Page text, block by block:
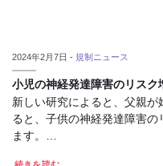
2024年2月7日 - 規制ニュース
小児の神経発達障害のリス
新しい研究によると、父親
ると、子供の神経発達障害
ます。…